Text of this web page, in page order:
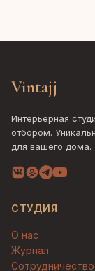
Vintajj
Интерьерная
отбором.
для вашего дома.
СТУДИЯ
О нас
Журнал
Сотрудничество